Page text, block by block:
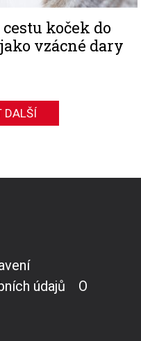
koček do
vzácné dary
DALŠÍ
údajů
O